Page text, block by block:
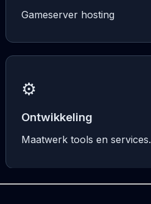
Gameserver hosting
⚙️
Ontwikkeling
Maatwerk tools en services.